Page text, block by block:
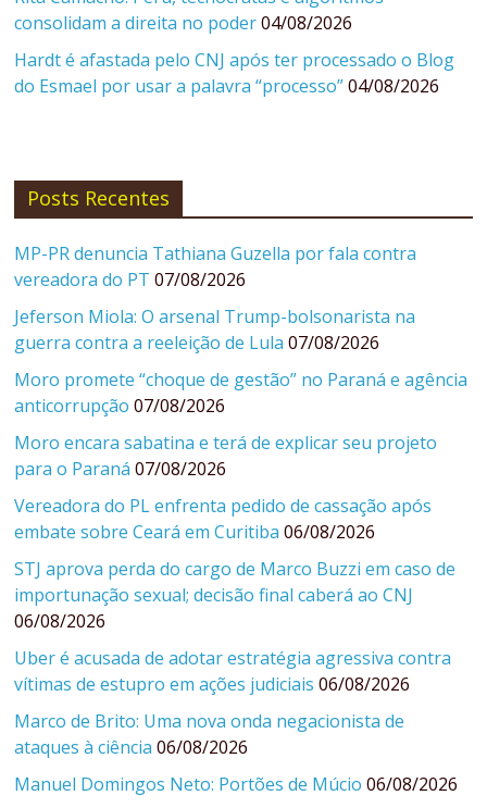
consolidam a direita no poder 04/08/2026
Hardt é afastada pelo CNJ após ter processado o Blog
do Esmael por usar a palavra “processo” 04/08/2026
Posts Recentes
MP-PR denuncia Tathiana Guzella por fala contra
vereadora do PT 07/08/2026
Jeferson Miola: O arsenal Trump-bolsonarista na
guerra contra a reeleição de Lula 07/08/2026
Moro promete “choque de gestão” no Paraná e agência
anticorrupção 07/08/2026
Moro encara sabatina e terá de explicar seu projeto
para o Paraná 07/08/2026
Vereadora do PL enfrenta pedido de cassação após
embate sobre Ceará em Curitiba 06/08/2026
STJ aprova perda do cargo de Marco Buzzi em caso de
importunação sexual; decisão final caberá ao CNJ
06/08/2026
Uber é acusada de adotar estratégia agressiva contra
vítimas de estupro em ações judiciais 06/08/2026
Marco de Brito: Uma nova onda negacionista de
ataques à ciência 06/08/2026
Manuel Domingos Neto: Portões de Múcio 06/08/2026